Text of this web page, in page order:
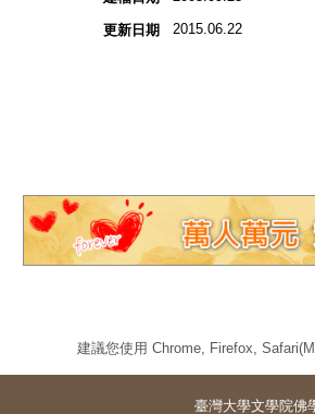
更新日期 2015.06.22
建議您使用 Chrome, Firefox,
臺灣大學文學院佛